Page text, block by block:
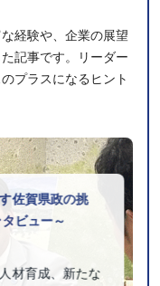
経験や、企業の展望
記事です。リーダー
プラスになるヒント
佐賀県政の挑
ビュー～
材育成、新たな